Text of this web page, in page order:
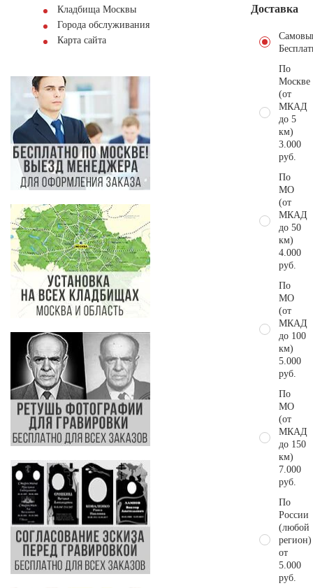
Кладбища Москвы
Города обслуживания
Карта сайта
Доставка
По
Москве
(от
МКАД
до 5
км)
3.000
руб.
По
МО
(от
МКАД
до 50
км)
4.000
руб.
По
МО
(от
МКАД
до 100
км)
5.000
руб.
По
МО
(от
МКАД
до 150
км)
7.000
руб.
По
России
(любой
регион)
от
5.000
руб.